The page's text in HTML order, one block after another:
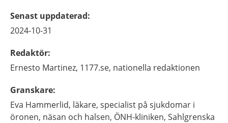
Senast uppdaterad:
2024-10-31
Redaktör:
Ernesto Martinez, 1177.se, nationella redaktionen
Granskare:
Eva Hammerlid, läkare, specialist på sjukdomar i
öronen, näsan och halsen, ÖNH-kliniken, Sahlgrenska